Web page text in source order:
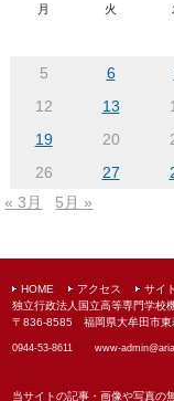
月 火
5
6
12
13
19
20
26
27
« 3月
5月 »
HOME アクセス サイ
独立行政法人国立高等専門学
〒836-8585 福岡県大牟田市東
0944-53-8611 www-admin@
当サイトの記事・画像や写真の